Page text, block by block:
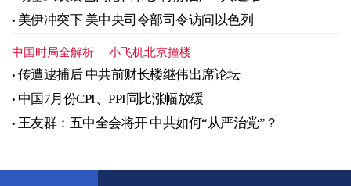
美伊冲突下 美中央司令部司令访问以色列
中国时局全解析 小飞机北京撞楼
传遭逮捕后 中共前财长楼继伟出席论坛
中国7月份CPI、PPI同比涨幅放缓
王友群：五中全会将开 中共如何“从严治党”？